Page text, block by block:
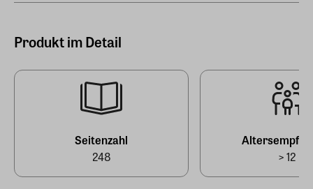
Sprache
Originalsprache
Prestel Verlag
EAN
Produkt im Detail
Seitenzahl
248
> 12